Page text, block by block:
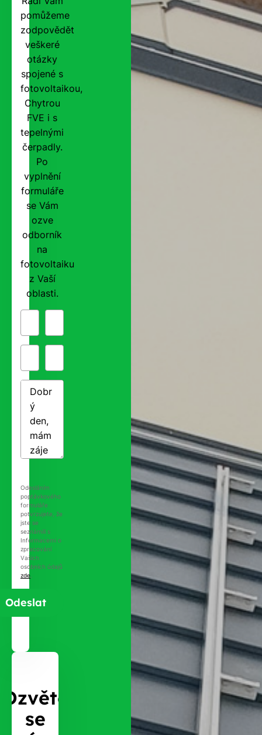
Ozvěte
se
pomůžeme
zodpovědět
veškeré
otázky
spojené s
fotovoltaikou,
Chytrou
FVE i s
tepelnými
čerpadly.
Po
vyplnění
formuláře
se Vám
ozve
odborník
na
fotovoltaiku
z Vaší
oblasti.
Odesláním
poptávkového
formuláře
potvrzujete, že
jste se
seznámili s
Informacemi o
zpracování
Vašich
osobních údajů
zde